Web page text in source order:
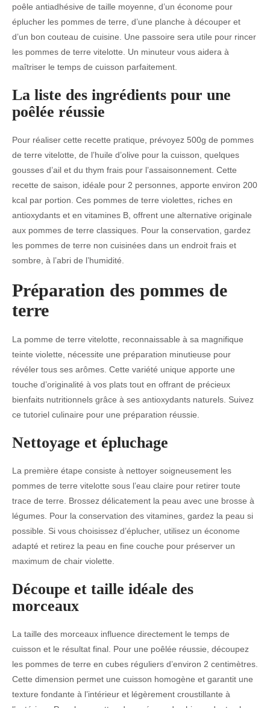
poêle antiadhésive de taille moyenne, d’un économe pour
éplucher les pommes de terre, d’une planche à découper et
d’un bon couteau de cuisine. Une passoire sera utile pour rincer
les pommes de terre vitelotte. Un minuteur vous aidera à
maîtriser le temps de cuisson parfaitement.
La liste des ingrédients pour une
poêlée réussie
Pour réaliser cette recette pratique, prévoyez 500g de pommes
de terre vitelotte, de l’huile d’olive pour la cuisson, quelques
gousses d’ail et du thym frais pour l’assaisonnement. Cette
recette de saison, idéale pour 2 personnes, apporte environ 200
kcal par portion. Ces pommes de terre violettes, riches en
antioxydants et en vitamines B, offrent une alternative originale
aux pommes de terre classiques. Pour la conservation, gardez
les pommes de terre non cuisinées dans un endroit frais et
sombre, à l’abri de l’humidité.
Préparation des pommes de
terre
La pomme de terre vitelotte, reconnaissable à sa magnifique
teinte violette, nécessite une préparation minutieuse pour
révéler tous ses arômes. Cette variété unique apporte une
touche d’originalité à vos plats tout en offrant de précieux
bienfaits nutritionnels grâce à ses antioxydants naturels. Suivez
ce tutoriel culinaire pour une préparation réussie.
Nettoyage et épluchage
La première étape consiste à nettoyer soigneusement les
pommes de terre vitelotte sous l’eau claire pour retirer toute
trace de terre. Brossez délicatement la peau avec une brosse à
légumes. Pour la conservation des vitamines, gardez la peau si
possible. Si vous choisissez d’éplucher, utilisez un économe
adapté et retirez la peau en fine couche pour préserver un
maximum de chair violette.
Découpe et taille idéale des
morceaux
La taille des morceaux influence directement le temps de
cuisson et le résultat final. Pour une poêlée réussie, découpez
les pommes de terre en cubes réguliers d’environ 2 centimètres.
Cette dimension permet une cuisson homogène et garantit une
texture fondante à l’intérieur et légèrement croustillante à